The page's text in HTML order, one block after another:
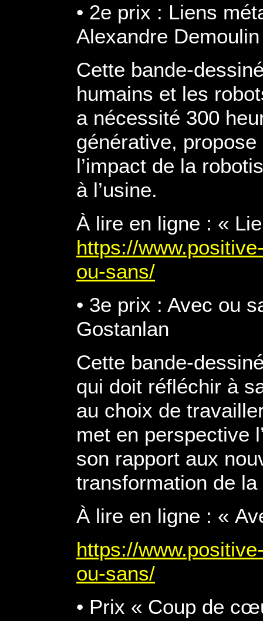
• 2e prix : Liens
Alexandre Demoulin
Cette bande-
humains et les
a nécessité 300
générative,
l’impact de la
à l’usine.
À lire en ligne : «
https://
ou-sans/
• 3e prix : Avec ou
Gostanlan
Cette bande-
qui doit réfléchir à
au choix de
met en perspective
son rapport aux
transformation de
À lire en ligne : «
https://
ou-sans/
• Prix « Coup de